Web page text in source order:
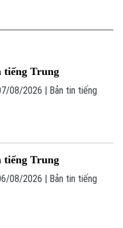
tiếng Trung
08/2026 | Bản tin tiếng
tiếng Trung
08/2026 | Bản tin tiếng